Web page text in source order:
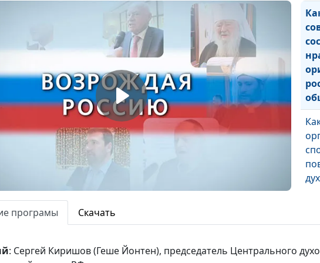
програмы Скачать
: Сергей Киришов (Геше Йонтен), председатель Центрального